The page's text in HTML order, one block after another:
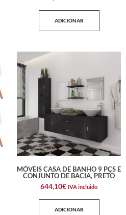
ADICIONAR
MÓVEIS CASA DE BANHO 9 PÇS E
CONJUNTO DE BACIA, PRETO
644,10€ IVA incluido
ADICIONAR